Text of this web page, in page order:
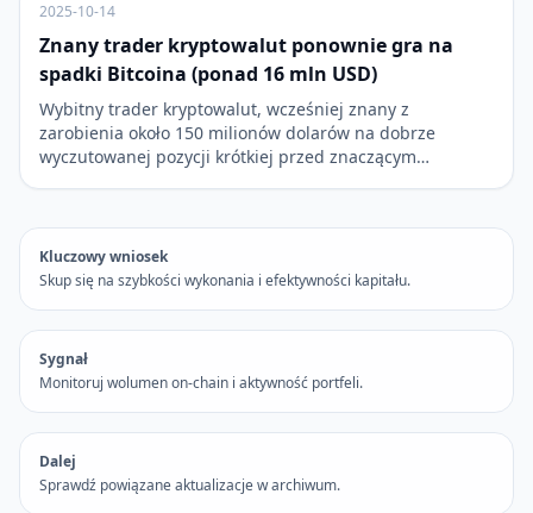
2025-10-14
Znany trader kryptowalut ponownie gra na
spadki Bitcoina (ponad 16 mln USD)
Wybitny trader kryptowalut, wcześniej znany z
zarobienia około 150 milionów dolarów na dobrze
wyczutowanej pozycji krótkiej przed znaczącym…
Kluczowy wniosek
Skup się na szybkości wykonania i efektywności kapitału.
Sygnał
Monitoruj wolumen on-chain i aktywność portfeli.
Dalej
Sprawdź powiązane aktualizacje w archiwum.